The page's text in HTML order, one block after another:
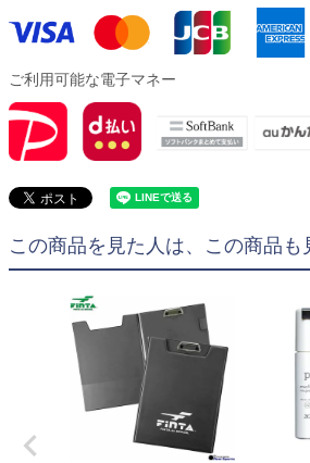
ご利用可能な電子マネー
この商品を見た人は、この商品も